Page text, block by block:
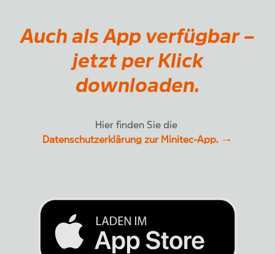
Auch als App verfügbar –
jetzt per Klick
downloaden.
Hier finden Sie die
Datenschutzerklärung zur Minitec-App.